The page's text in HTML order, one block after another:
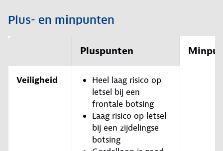
Plus- en minpunten
Pluspunten
Veiligheid
Heel laag risico op
letsel bij een
frontale botsing
Laag risico op letsel
bij een zijdelingse
botsing